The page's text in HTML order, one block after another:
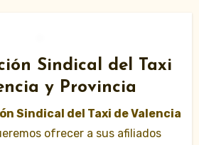
Sindical del Taxi
y Provincia
Sindical del Taxi de Valencia
ofrecer a sus afiliados